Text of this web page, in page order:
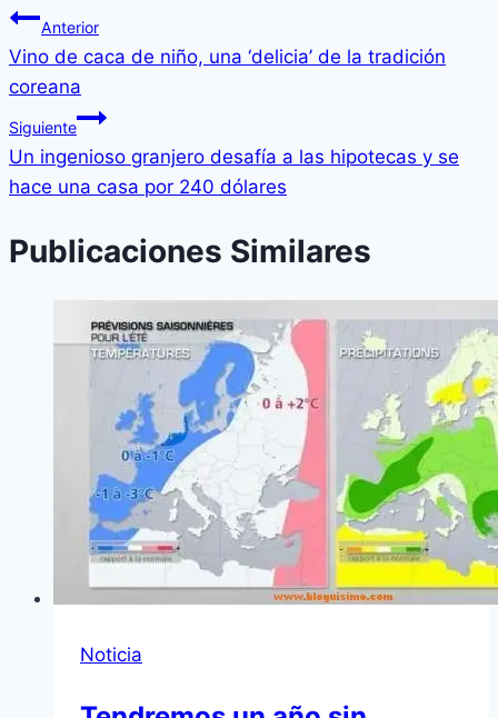
Anterior
Vino de caca de niño, una ‘delicia’ de la tradición
coreana
Siguiente
Un ingenioso granjero desafía a las hipotecas y se
hace una casa por 240 dólares
Publicaciones Similares
Noticia